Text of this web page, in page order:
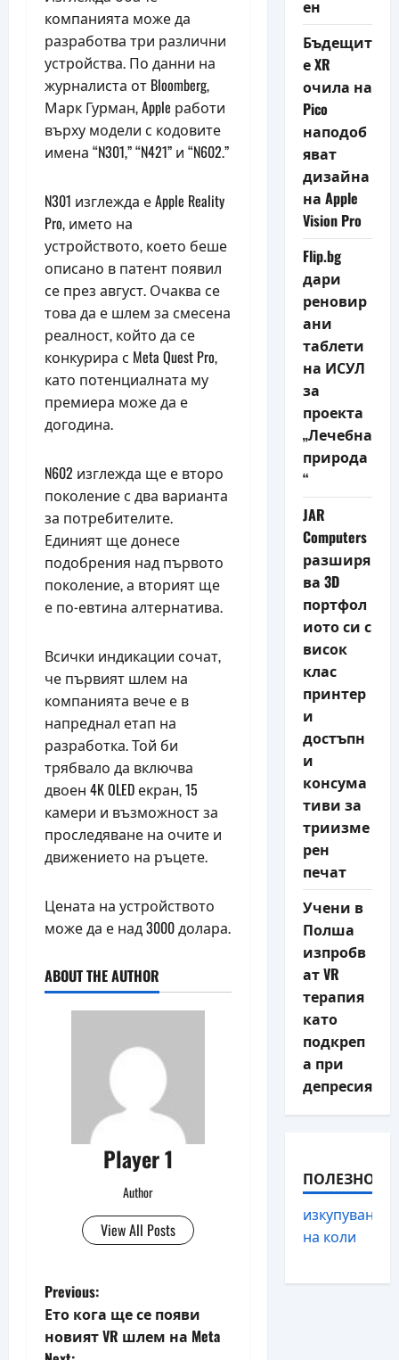
компанията може да
разработва три различни
устройства. По данни на
журналиста от Bloomberg,
Марк Гурман, Apple работи
върху модели с кодовите
имена “N301,” “N421” и “N602.”
N301 изглежда е Apple Reality
Pro, името на
устройството, което беше
описано в патент появил
се през август. Очаква се
това да е шлем за смесена
реалност, който да се
конкурира с Meta Quest Pro,
като потенциалната му
премиера може да е
догодина.
N602 изглежда ще е второ
поколение с два варианта
за потребителите.
Единият ще донесе
подобрения над първото
поколение, а вторият ще
е по-евтина алтернатива.
Всички индикации сочат,
че първият шлем на
компанията вече е в
напреднал етап на
разработка. Той би
трябвало да включва
двоен 4K OLED екран, 15
камери и възможност за
проследяване на очите и
движението на ръцете.
Цената на устройството
може да е над 3000 долара.
ABOUT THE AUTHOR
Player 1
Author
View All Posts
P
o
Previous:
Ето кога ще се появи
новият VR шлем на Meta
ен
Бъдещит
е XR
очила на
Pico
наподоб
яват
дизайна
на Apple
Vision Pro
Flip.bg
дари
реновир
ани
таблети
на ИСУЛ
за
проекта
„Лечебна
природа
“
JAR
Computers
разширя
ва 3D
портфол
иото си с
висок
клас
принтер
и
достъпн
и
консума
тиви за
триизме
рен
печат
Учени в
Полша
изпробв
ат VR
терапия
като
подкреп
а при
депресия
ПОЛЕЗНО
изкупуване
на коли